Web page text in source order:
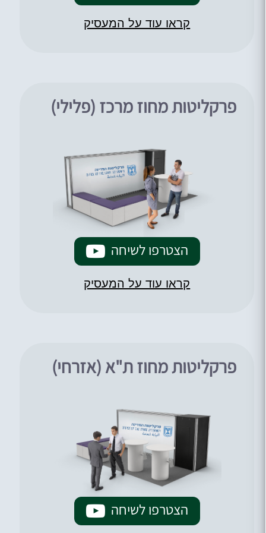
קראו עוד על המעסיק
פרקליטות מחוז מרכז (פלילי)
הצטרפו לשיחה
קראו עוד על המעסיק
פרקליטות מחוז ת"א (אזרחי)
הצטרפו לשיחה